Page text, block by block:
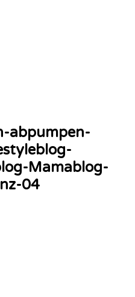
abpumpen-
Mamablog-
04